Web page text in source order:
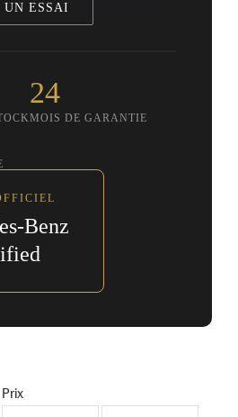
UN ESSAI
24
MOIS DE GARANTIE
Benz
Prix